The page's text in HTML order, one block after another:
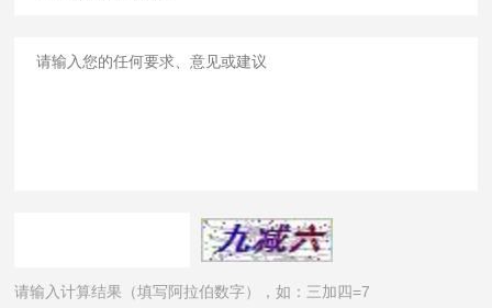
请输入计算结果（填写阿拉伯数字），如：三加四=7